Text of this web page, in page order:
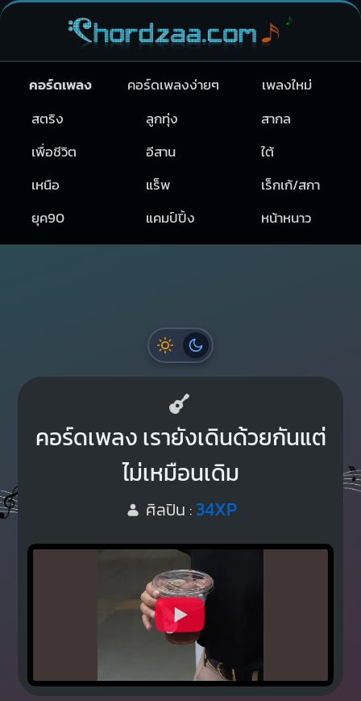
คอร์ดเพลง คอร์ดเพลงง่ายๆ
เพลงใหม่
สตริง
ลูกทุ่ง
สากล
เพื่อชีวิต
อีสาน
ใต้
เหนือ
แร็พ
เร็กเก้/สกา
ยุค90
แคมป์ปิ้ง หน้าหนาว
คอร์ดเพลง เรายังเดินด้วยกันแต่
ไม่เหมือนเดิม
ศิลปิน : 34XP